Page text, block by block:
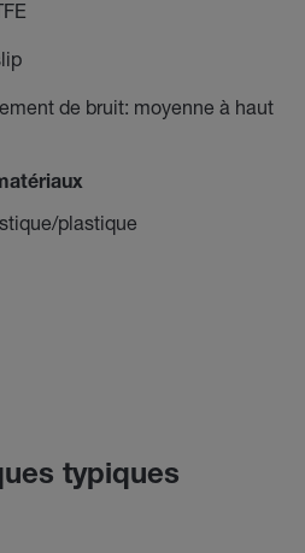
de bruit: moyenne à haut
plastique
typiques